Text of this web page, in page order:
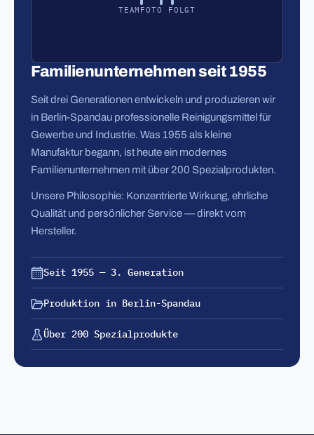
TEAMFOTO FOLGT
Familienunternehmen seit 1955
Seit drei Generationen entwickeln und produzieren wir
in Berlin-Spandau professionelle Reinigungsmittel für
Gewerbe und Industrie. Was 1955 als kleine
Manufaktur begann, ist heute ein modernes
Familienunternehmen mit über 200 Spezialprodukten.
Unsere Philosophie: Konzentrierte Wirkung, ehrliche
Qualität und persönlicher Service — direkt vom
Hersteller.
Seit 1955 — 3. Generation
Produktion in Berlin-Spandau
Über 200 Spezialprodukte